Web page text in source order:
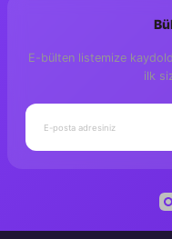
E-bülten listemize
ilk